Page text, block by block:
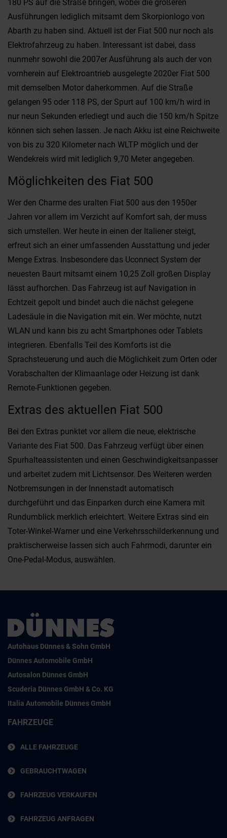
180 PS auf die Straße bringen, wobei die größeren
Ausführungen lediglich mitsamt dem Skorpionlogo von
Abarth zu haben sind. Aktuell ist der Fiat 500 nur noch als
Elektrofahrzeug zu haben. Interessant ist dabei, dass
nunmehr sowohl die 2007er Ausführung als auch der von
vornherein auf Elektroantrieb ausgelegte 2020er Fiat 500
mit demselben Motor daherkommen. Auf die Straße
gelangen 95 oder 118 PS, der Spurt auf 100 km/h wird in
nur neun Sekunden erlediegt und auch die 150 km/h Spitze
können sich sehen lassen. Je nach Akku ist eine Reichweite
von bis zu 320 Kilometer nach WLTP möglich und der
Wendekreis wird mit lediglich 9,70 Meter angegeben.
Möglichkeiten des Fiat 500
Wer den Charme des uralten Fiat 500 aus den 1950er
Jahren vor allem im Verzicht auf Komfort sah, der muss
sich umstellen. Wer heute in einen der Italiener steigt,
erfreut sich an einer umfassenden Ausstattung und jeder
Menge Extras. Insbesondere das Uconnect System der
neuesten Baurt mitsamt einem 10,25 Zoll großen Display
lässt aufhorchen. Das Fahrzeug ist auf Navigation in
Echtzeit gepolt und bindet auch die nächst gelegene
Ladesäule in die Navigation mit ein. Wer möchte, nutzt
WLAN und kann bis zu acht Smartphones oder Tablets
integrieren. Ebenfalls Teil des Komforts ist die
Sprachsteuerung und auch die Möglichkeit zum Orten oder
Vorabschalten der Klimaanlage oder Heizung ist dank
Remote-Funktionen gegeben.
Extras des aktuellen Fiat 500
Bei den Extras punktet vor allem die neue, elektrische
Variante des Fiat 500. Das Fahrzeug verfügt über einen
Spurhalteassistenten und einen Geschwindigkeitsanpasser
und arbeitet zudem mit Lichtsensor. Des Weiteren werden
Notbremsungen in der Innenstadt automatisch
durchgeführt und das Einparken durch eine Kamera mit
Rundumblick merklich erleichtert. Weitere Extras sind ein
Toter-Winkel-Warner und eine Verkehrsschilderkennung und
praktischerweise lassen sich auch Fahrmodi, darunter ein
One-Pedal-Modus, auswählen.
Autohaus Dünnes & Sohn GmbH
Dünnes Automobile GmbH
Autosalon Dünnes GmbH
Scuderia Dünnes GmbH & Co. KG
Italia Automobile Dünnes GmbH
FAHRZEUGE
ALLE FAHRZEUGE
GEBRAUCHTWAGEN
FAHRZEUG VERKAUFEN
FAHRZEUG ANFRAGEN